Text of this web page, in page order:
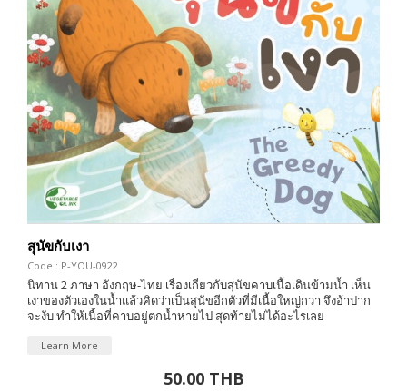
สุนัขกับเงา
Code : P-YOU-0922
นิทาน 2 ภาษา อังกฤษ-ไทย เรื่องเกี่ยวกับสุนัขคาบเนื้อเดินข้ามน้ำ เห็น
เงาของตัวเองในน้ำแล้วคิดว่าเป็นสุนัขอีกตัวที่มีเนื้อใหญ่กว่า จึงอ้าปาก
จะงับ ทำให้เนื้อที่คาบอยู่ตกน้ำหายไป สุดท้ายไม่ได้อะไรเลย
Learn More
50.00 THB